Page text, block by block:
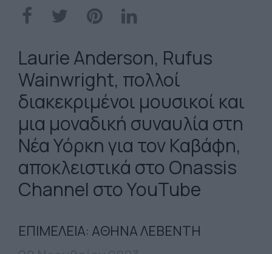
Laurie Anderson, Rufus
Wainwright, πολλοί
διακεκριμένοι μουσικοί και
μια μοναδική συναυλία στη
Νέα Υόρκη για τον Καβάφη,
αποκλειστικά στο Onassis
Channel στο YouTube
ΕΠΙΜΕΛΕΙΑ: ΑΘΗΝΑ ΛΕΒΕΝΤΗ